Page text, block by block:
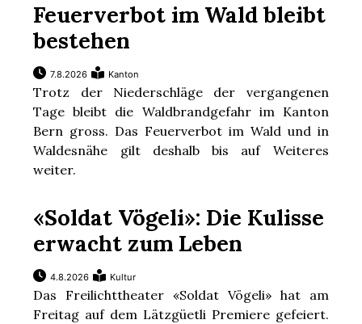
Feuerverbot im Wald bleibt
bestehen
7.8.2026 Kanton
Trotz der Niederschläge der vergangenen
Tage bleibt die Waldbrandgefahr im Kanton
Bern gross. Das Feuerverbot im Wald und in
Waldesnähe gilt deshalb bis auf Weiteres
weiter.
«Soldat Vögeli»: Die Kulisse
erwacht zum Leben
4.8.2026 Kultur
Das Freilichttheater «Soldat Vögeli» hat am
Freitag auf dem Lätzgüetli Premiere gefeiert.